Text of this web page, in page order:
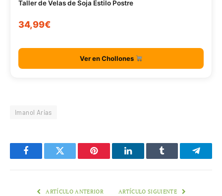
Taller de Velas de Soja Estilo Postre
34,99€
Ver en Chollones
Imanol Arias
FacebookTwitter Pinterest LinkedInTumblr
ARTÍCULO ANTERIOR ARTÍCULO SIGUIENTE